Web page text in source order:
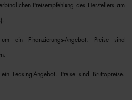
Preisempfehlung des Herstellers am
ein Finanzierungs-Angebot. Preise sind
Leasing-Angebot. Preise sind Bruttopreise.